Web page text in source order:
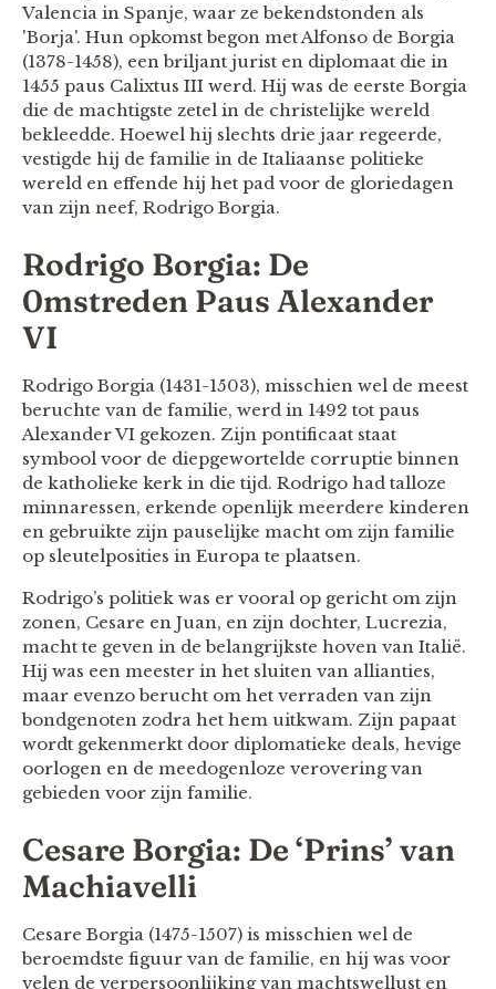
Valencia in Spanje, waar ze bekendstonden als
'Borja'. Hun opkomst begon met Alfonso de Borgia
(1378-1458), een briljant jurist en diplomaat die in
1455 paus Calixtus III werd. Hij was de eerste Borgia
die de machtigste zetel in de christelijke wereld
bekleedde. Hoewel hij slechts drie jaar regeerde,
vestigde hij de familie in de Italiaanse politieke
wereld en effende hij het pad voor de gloriedagen
van zijn neef, Rodrigo Borgia.
Rodrigo Borgia: De
0mstreden Paus Alexander
VI
Rodrigo Borgia (1431-1503), misschien wel de meest
beruchte van de familie, werd in 1492 tot paus
Alexander VI gekozen. Zijn pontificaat staat
symbool voor de diepgewortelde corruptie binnen
de katholieke kerk in die tijd. Rodrigo had talloze
minnaressen, erkende openlijk meerdere kinderen
en gebruikte zijn pauselijke macht om zijn familie
op sleutelposities in Europa te plaatsen.
Rodrigo’s politiek was er vooral op gericht om zijn
zonen, Cesare en Juan, en zijn dochter, Lucrezia,
macht te geven in de belangrijkste hoven van Italië.
Hij was een meester in het sluiten van allianties,
maar evenzo berucht om het verraden van zijn
bondgenoten zodra het hem uitkwam. Zijn papaat
wordt gekenmerkt door diplomatieke deals, hevige
oorlogen en de meedogenloze verovering van
gebieden voor zijn familie.
Cesare Borgia: De ‘Prins’ van
Machiavelli
Cesare Borgia (1475-1507) is misschien wel de
beroemdste figuur van de familie, en hij was voor
velen de verpersoonlijking van machtswellust en